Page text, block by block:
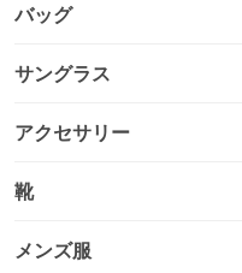
バッグ
サングラス
アクセサリー
靴
メンズ服